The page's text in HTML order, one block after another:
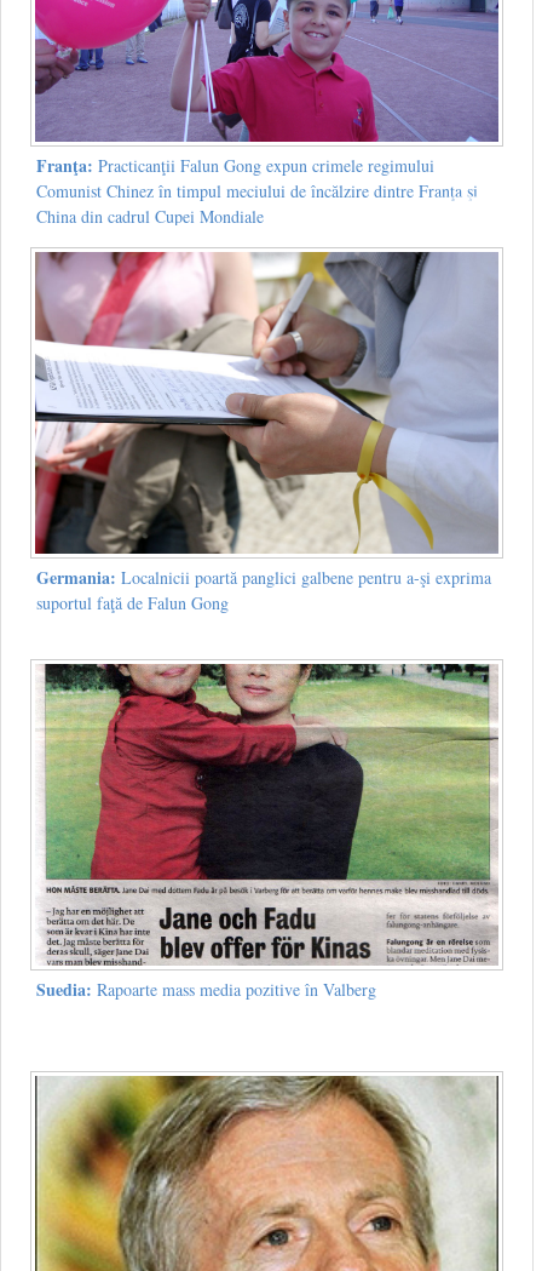
Franţa: Practicanţii Falun Gong expun crimele regimului
Comunist Chinez în timpul meciului de încălzire dintre Franţa şi
China din cadrul Cupei Mondiale
Germania: Localnicii poartă panglici galbene pentru a-şi exprima
suportul faţă de Falun Gong
Suedia: Rapoarte mass media pozitive în Valberg